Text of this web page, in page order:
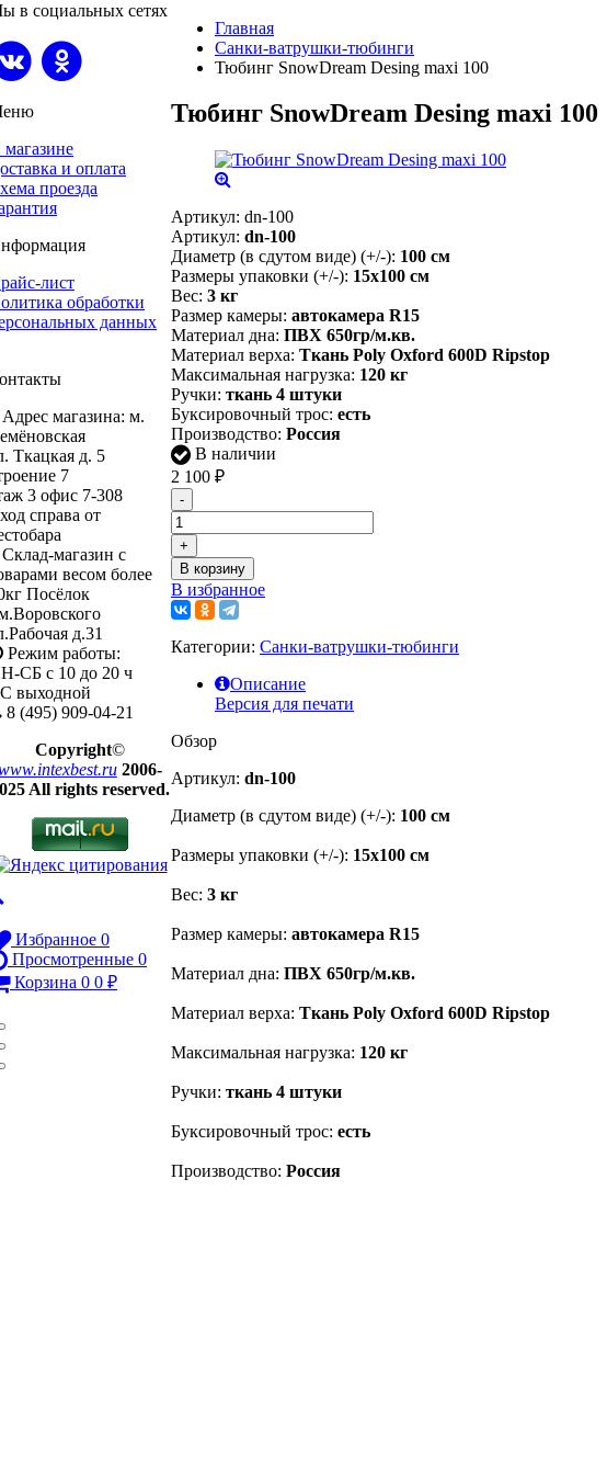
Главная
Санки-ватрушки-тюбинги
Тюбинг SnowDream Desing maxi 100
Тюбинг SnowDream Desing maxi 100
Артикул: dn-100
Артикул: dn-100
Диаметр (в сдутом виде) (+/-): 100 см
Размеры упаковки (+/-): 15х100 см
Вес: 3 кг
Размер камеры: автокамера R15
Материал дна: ПВХ 650гр/м.кв.
Материал верха: Ткань Poly Oxford 600D Ripstop
Максимальная нагрузка: 120 кг
Ручки: ткань 4 штуки
Буксировочный трос: есть
Производство: Россия
В наличии
2 100 ₽
-
+
В корзину
В избранное
Категории: Санки-ватрушки-тюбинги
Описание
Версия для печати
Обзор
Артикул: dn-100
Диаметр (в сдутом виде) (+/-): 100 см
Размеры упаковки (+/-): 15х100 см
Вес: 3 кг
Размер камеры: автокамера R15
Материал дна: ПВХ 650гр/м.кв.
Материал верха: Ткань Poly Oxford 600D Ripstop
Максимальная нагрузка: 120 кг
Ручки: ткань 4 штуки
Буксировочный трос: есть
Производство: Россия
в социальных сетях
и оплата
проезда
лист
обработки
данных
Адрес магазина: м.
Ткацкая д. 5
7
3 офис 7-308
справа от
Склад-магазин с
весом более
Посёлок
д.31
Режим работы:
СБ с 10 до 20 ч
выходной
8 (495) 909-04-21
Copyright©
2006-
All rights reserved.
Избранное 0
Просмотренные 0
Корзина 0 0 ₽